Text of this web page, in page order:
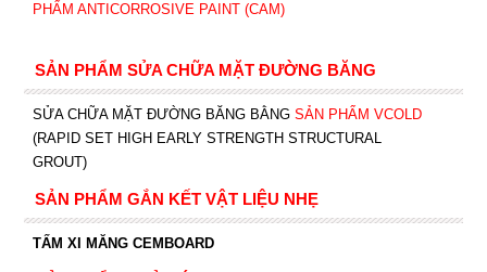
PHẨM ANTICORROSIVE PAINT (CAM)
SẢN PHẨM SỬA CHỮA MẶT ĐƯỜNG BĂNG
SỬA CHỮA MẶT ĐƯỜNG BĂNG BẰNG SẢN PHẨM VCOLD
(RAPID SET HIGH EARLY STRENGTH STRUCTURAL
GROUT)
SẢN PHẨM GẮN KẾT VẬT LIỆU NHẸ
TẤM XI MĂNG CEMBOARD